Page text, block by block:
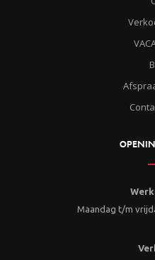
Maandag t/m